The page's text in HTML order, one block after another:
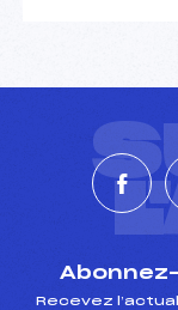
Recevez